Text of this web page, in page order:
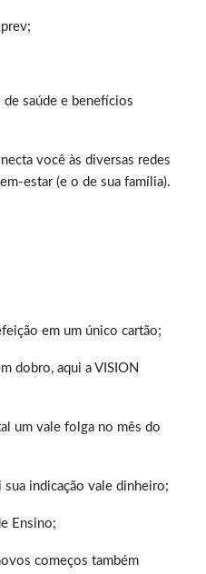
de saúde e benefícios
você às diversas redes
estar (e o de sua família).
em um único cartão;
dobro, aqui a VISION
um vale folga no mês do
sua indicação vale dinheiro;
Ensino;
começos também